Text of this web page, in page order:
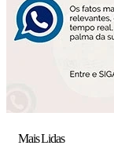
Mais Lidas